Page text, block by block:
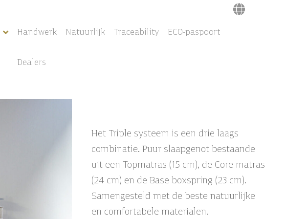
Handwerk Natuurlijk Traceability ECO-paspoort
Dealers
Het Triple systeem is een drie laags
combinatie. Puur slaapgenot bestaande
uit een Topmatras (15 cm), de Core matras
(24 cm) en de Base boxspring (23 cm).
Samengesteld met de beste natuurlijke
en comfortabele materialen.